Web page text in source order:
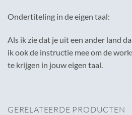
Ondertiteling in de eigen taal:
Als ik zie dat je uit een ander land
ik ook de instructie mee om de
te krijgen in jouw eigen taal.
GERELATEERDE PRODUCTEN